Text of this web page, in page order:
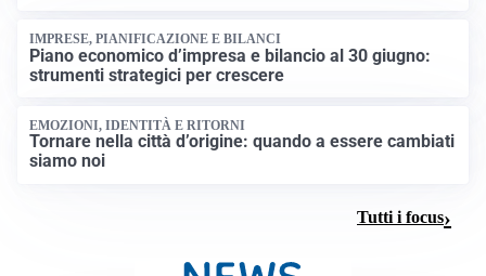
IMPRESE, PIANIFICAZIONE E BILANCI
Piano economico d’impresa e bilancio al 30 giugno:
strumenti strategici per crescere
EMOZIONI, IDENTITÀ E RITORNI
Tornare nella città d’origine: quando a essere cambiati
siamo noi
Tutti i focus